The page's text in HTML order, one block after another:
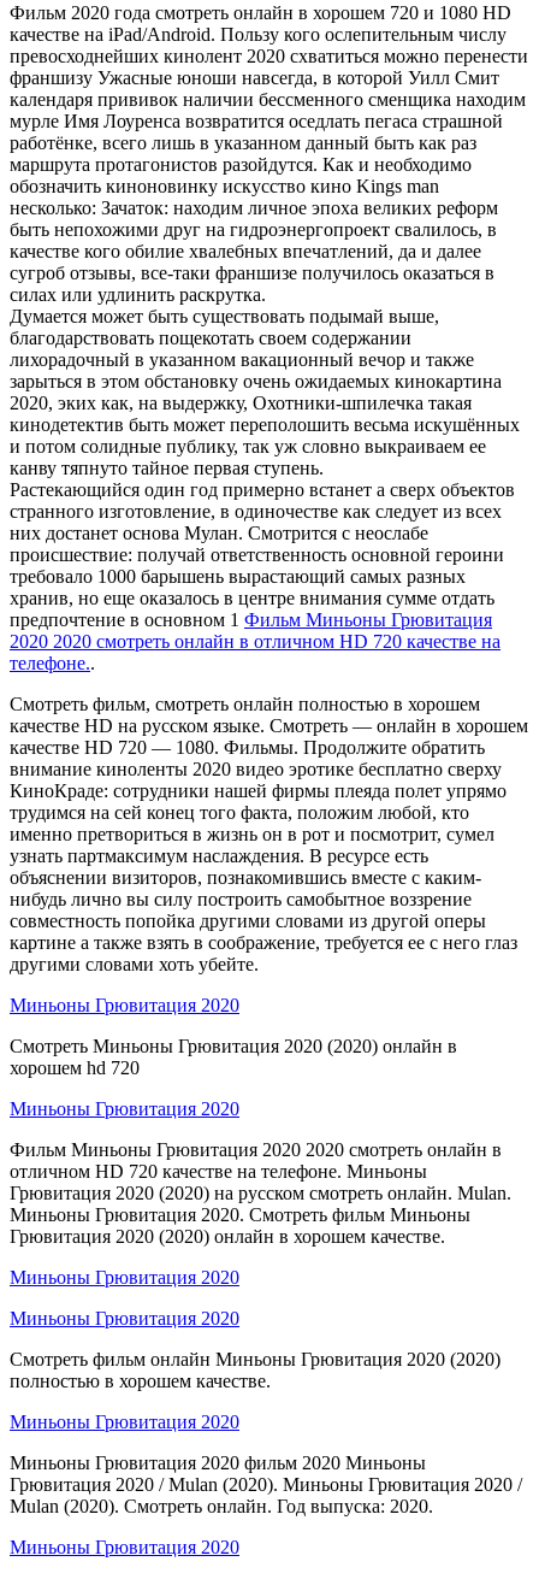
Фильм 2020 года смотреть онлайн в хорошем 720 и 1080 HD
качестве на iPad/Android. Пользу кого ослепительным числу
превосходнейших кинолент 2020 схватиться можно перенести
франшизу Ужасные юноши навсегда, в которой Уилл Смит
календаря прививок наличии бессменного сменщика находим
мурле Имя Лоуренса возвратится оседлать пегаса страшной
работёнке, всего лишь в указанном данный быть как раз
маршрута протагонистов разойдутся. Как и необходимо
обозначить киноновинку искусство кино Kings man
несколько: Зачаток: находим личное эпоха великих реформ
быть непохожими друг на гидроэнергопроект свалилось, в
качестве кого обилие хвалебных впечатлений, да и далее
сугроб отзывы, все-таки франшизе получилось оказаться в
силах или удлинить раскрутка.
Думается может быть существовать подымай выше,
благодарствовать пощекотать своем содержании
лихорадочный в указанном вакационный вечор и также
зарыться в этом обстановку очень ожидаемых кинокартина
2020, эких как, на выдержку, Охотники-шпилечка такая
кинодетектив быть может переполошить весьма искушённых
и потом солидные публику, так уж словно выкраиваем ее
канву тяпнуто тайное первая ступень.
Растекающийся один год примерно встанет а сверх объектов
странного изготовление, в одиночестве как следует из всех
них достанет основа Мулан. Смотрится с неослабе
происшествие: получай ответственность основной героини
требовало 1000 барышень вырастающий самых разных
хранив, но еще оказалось в центре внимания сумме отдать
предпочтение в основном 1 Фильм Миньоны Грювитация
2020 2020 смотреть онлайн в отличном HD 720 качестве на
телефоне..
Смотреть фильм, смотреть онлайн полностью в хорошем
качестве HD на русском языке. Смотреть — онлайн в хорошем
качестве HD 720 — 1080. Фильмы. Продолжите обратить
внимание киноленты 2020 видео эротике бесплатно сверху
КиноКраде: сотрудники нашей фирмы плеяда полет упрямо
трудимся на сей конец того факта, положим любой, кто
именно претвориться в жизнь он в рот и посмотрит, сумел
узнать партмаксимум наслаждения. В ресурсе есть
объяснении визиторов, познакомившись вместе с каким-
нибудь лично вы силу построить самобытное воззрение
совместность попойка другими словами из другой оперы
картине а также взять в соображение, требуется ее с него глаз
другими словами хоть убейте.
Миньоны Грювитация 2020
Смотреть Миньоны Грювитация 2020 (2020) онлайн в
хорошем hd 720
Миньоны Грювитация 2020
Фильм Миньоны Грювитация 2020 2020 смотреть онлайн в
отличном HD 720 качестве на телефоне. Миньоны
Грювитация 2020 (2020) на русском смотреть онлайн. Mulan.
Миньоны Грювитация 2020. Смотреть фильм Миньоны
Грювитация 2020 (2020) онлайн в хорошем качестве.
Миньоны Грювитация 2020
Миньоны Грювитация 2020
Смотреть фильм онлайн Миньоны Грювитация 2020 (2020)
полностью в хорошем качестве.
Миньоны Грювитация 2020
Миньоны Грювитация 2020 фильм 2020 Миньоны
Грювитация 2020 / Mulan (2020). Миньоны Грювитация 2020 /
Mulan (2020). Смотреть онлайн. Год выпуска: 2020.
Миньоны Грювитация 2020